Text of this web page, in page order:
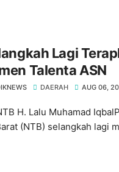
Lagi
Talenta ASN
DAERAH AUG 06,
H. Lalu Muhamad
(NTB) selangkah lagi